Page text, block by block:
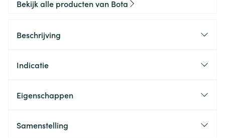
Bekijk alle producten van Bota
Beschrijving
Indicatie
Eigenschappen
Samenstelling